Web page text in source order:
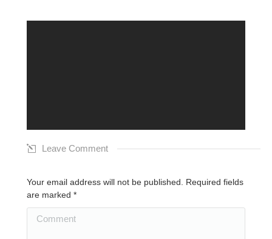
Leave Comment
Your email address will not be published. Required fields
are marked *
Comment